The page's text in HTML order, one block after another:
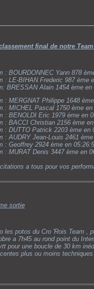
final de notre
: BOURDONNEC Yann 878
: LE-BIHAN Frederic 987 ème
: BRESSAN Alain 1454 ème
: MERGNAT Philippe 1648
: MICHEL Pascal 1750 ème
: BENOLDI Eric 1979 ème en
: BACCI Christian 2156 ème
: DUTTO Patrick 2203 ème en
: AUDRY Jean-Louis 2461
: Geoffrey 2924 ème en
: MURAT Denis 3447 ème en
a tous pour vos
sortie
les potos du Cro 'Rois Team ,
a 7h45 au rond point du
pour une boucle de 30 km
plus ou moins